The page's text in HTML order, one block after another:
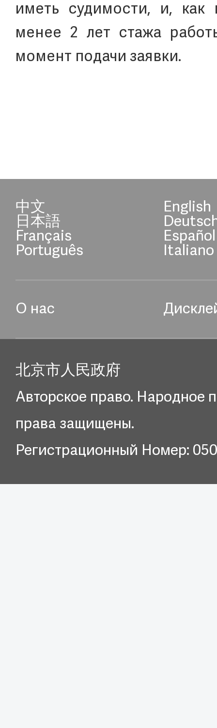
иметь судимости, и,
менее 2 лет стажа
момент подачи заявки.
中文 English
日本語
Français Español
Português Italiano
О нас
北京市人民政府
Авторское право. Народное
права защищены.
Регистрационный Номер: